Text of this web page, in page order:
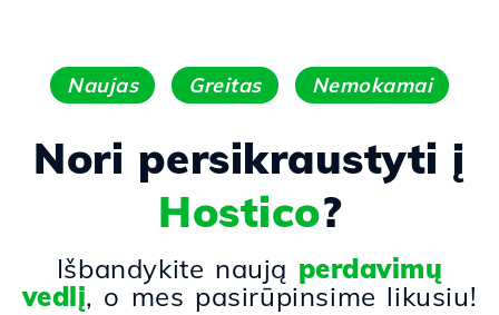
Naujas Greitas Nemokamai
Nori persikraustyti į
Hostico?
Išbandykite naują perdavimų
vedlį, o mes pasirūpinsime likusiu!